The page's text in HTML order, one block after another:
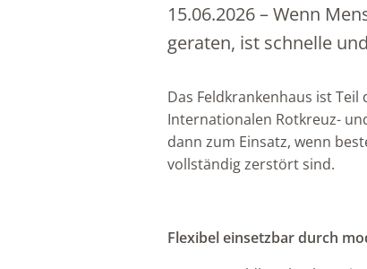
15.06.2026–Wenn
geraten, ist schnelle
Das Feldkrankenhaus ist
Internationalen Rotkreuz-
dann zum Einsatz, wenn
vollständig zerstört sind.
Flexibel einsetzbar durch